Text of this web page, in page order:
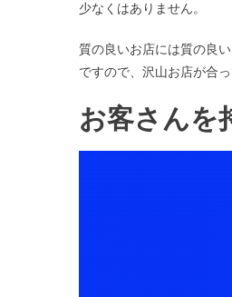
少なくはありません。
質の良いお店には質の良
ですので、沢山お店が合
お客さんを